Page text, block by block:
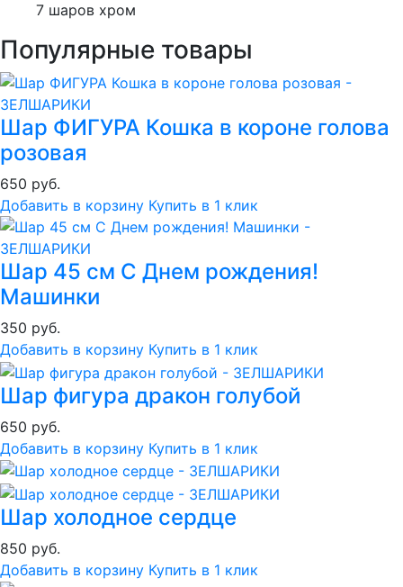
7 шаров хром
Популярные товары
Шар ФИГУРА Кошка в короне голова
розовая
650 руб.
Добавить в корзину Купить в 1 клик
Шар 45 см С Днем рождения!
Машинки
350 руб.
Добавить в корзину Купить в 1 клик
Шар фигура дракон голубой
650 руб.
Добавить в корзину Купить в 1 клик
Шар холодное сердце
850 руб.
Добавить в корзину Купить в 1 клик